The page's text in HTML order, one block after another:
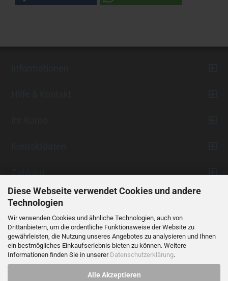
Diese Webseite verwendet Cookies und andere
Technologien
Wir verwenden Cookies und ähnliche Technologien, auch von
Drittanbietern, um die ordentliche Funktionsweise der Website zu
gewährleisten, die Nutzung unseres Angebotes zu analysieren und Ihnen
ein bestmögliches Einkaufserlebnis bieten zu können. Weitere
Informationen finden Sie in unserer Datenschutzerklärung.
Alle Akzeptieren
Zahlung
Vertrag widerrufen